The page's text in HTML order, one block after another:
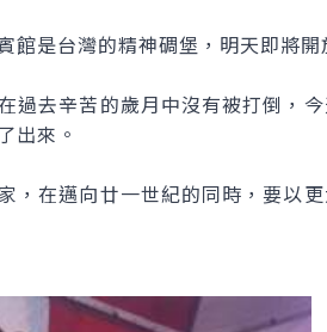
是台灣的精神碉堡，明天即將開
去辛苦的歲月中沒有被打倒，
出來。
在邁向廿一世紀的同時，要以